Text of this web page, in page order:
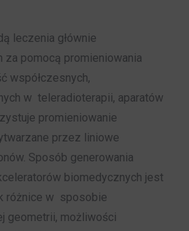
leczenia głównie
za pomocą promieniowania
współczesnych,
w teleradioterapii, aparatów
promieniowanie
przez liniowe
Sposób generowania
biomedycznych jest
różnice w sposobie
geometrii, możliwości